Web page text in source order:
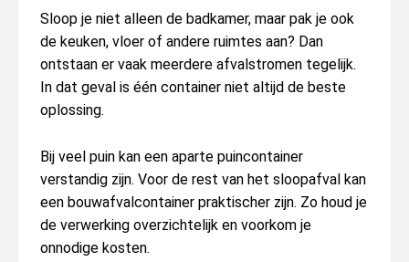
Sloop je niet alleen de badkamer, maar pak je ook
de keuken, vloer of andere ruimtes aan? Dan
ontstaan er vaak meerdere afvalstromen tegelijk.
In dat geval is één container niet altijd de beste
oplossing.
Bij veel puin kan een aparte puincontainer
verstandig zijn. Voor de rest van het sloopafval kan
een bouwafvalcontainer praktischer zijn. Zo houd je
de verwerking overzichtelijk en voorkom je
onnodige kosten.